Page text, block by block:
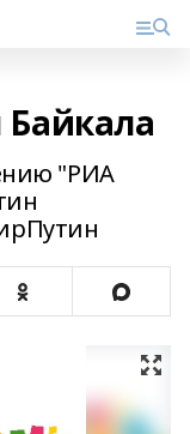
Байкала
"РИА